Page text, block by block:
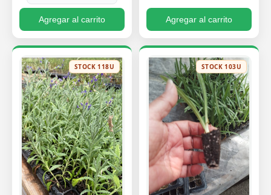
Agregar al carrito Agregar al carrito
STOCK 118U STOCK 103U